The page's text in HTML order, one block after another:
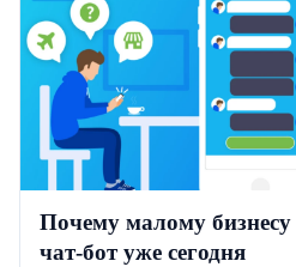
Почему малому бизнесу
чат-бот уже сегодня